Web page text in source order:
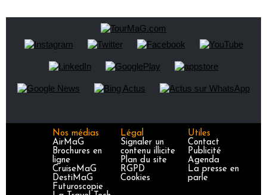
Nos médias
AirMaG
Brochures en
ligne
CruiseMaG
DestiMaG
Futuroscopie
Légal
Signaler un
contenu illicite
Plan du site
RGPD
Cookies
Utiles
Contact
Publicité
Agenda
La presse en
parle